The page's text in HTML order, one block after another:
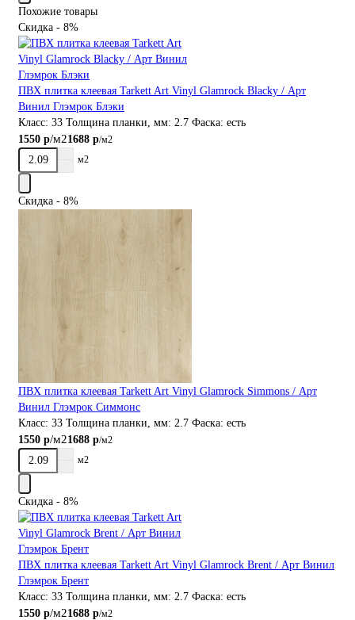
Похожие товары
Скидка - 8%
ПВХ плитка клеевая Tarkett Art Vinyl Glamrock Blacky / Арт
Винил Глэмрок Блэки
Класс: 33 Толщина планки, мм: 2.7 Фаска: есть
1550 р/м21688 р/м2
м2
Скидка - 8%
ПВХ плитка клеевая Tarkett Art Vinyl Glamrock Simmons / Арт
Винил Глэмрок Симмонс
Класс: 33 Толщина планки, мм: 2.7 Фаска: есть
1550 р/м21688 р/м2
м2
Скидка - 8%
ПВХ плитка клеевая Tarkett Art Vinyl Glamrock Brent / Арт Винил
Глэмрок Брент
Класс: 33 Толщина планки, мм: 2.7 Фаска: есть
1550 р/м21688 р/м2